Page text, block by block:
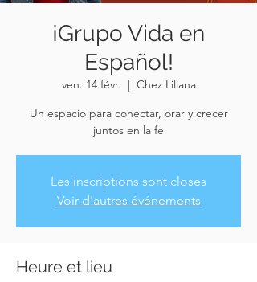
¡Grupo Vida en
Español!
ven. 14 févr.
  |
Chez Liliana
Un espacio para conectar, orar y crecer
juntos en la fe
Les inscriptions sont closes
Voir d'autres événements
Heure et lieu